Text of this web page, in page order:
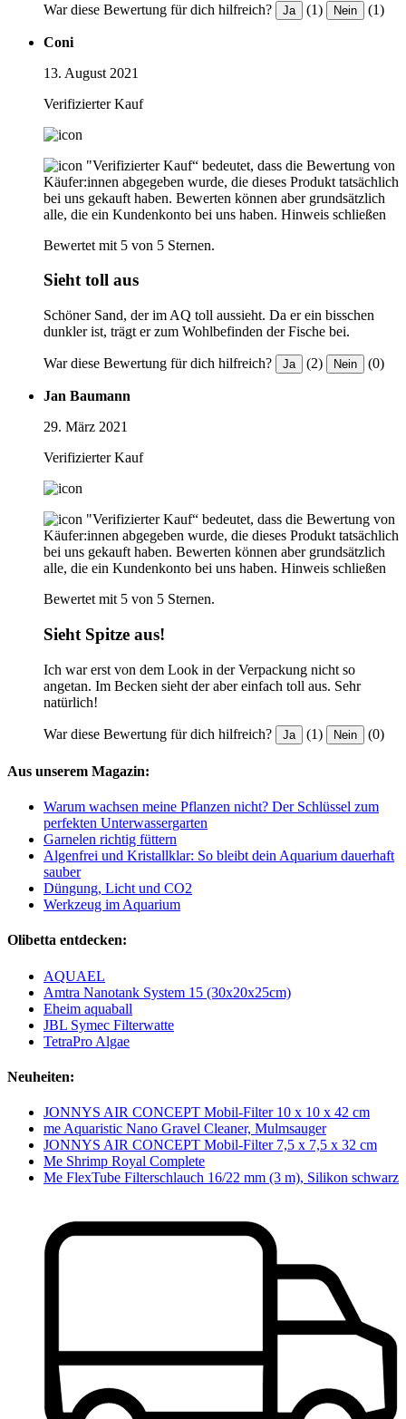
War diese Bewertung für dich hilfreich? Ja (1) Nein (1)
Coni
13. August 2021
Verifizierter Kauf
"Verifizierter Kauf“ bedeutet, dass die Bewertung von
Käufer:innen abgegeben wurde, die dieses Produkt tatsächlich
bei uns gekauft haben. Bewerten können aber grundsätzlich
alle, die ein Kundenkonto bei uns haben. Hinweis schließen
Bewertet mit 5 von 5 Sternen.
Sieht toll aus
Schöner Sand, der im AQ toll aussieht. Da er ein bisschen
dunkler ist, trägt er zum Wohlbefinden der Fische bei.
War diese Bewertung für dich hilfreich? Ja (2) Nein (0)
Jan Baumann
29. März 2021
Verifizierter Kauf
"Verifizierter Kauf“ bedeutet, dass die Bewertung von
Käufer:innen abgegeben wurde, die dieses Produkt tatsächlich
bei uns gekauft haben. Bewerten können aber grundsätzlich
alle, die ein Kundenkonto bei uns haben. Hinweis schließen
Bewertet mit 5 von 5 Sternen.
Sieht Spitze aus!
Ich war erst von dem Look in der Verpackung nicht so
angetan. Im Becken sieht der aber einfach toll aus. Sehr
natürlich!
War diese Bewertung für dich hilfreich? Ja (1) Nein (0)
Aus unserem Magazin:
Warum wachsen meine Pflanzen nicht? Der Schlüssel zum
perfekten Unterwassergarten
Garnelen richtig füttern
Algenfrei und Kristallklar: So bleibt dein Aquarium dauerhaft
sauber
Düngung, Licht und CO2
Werkzeug im Aquarium
Olibetta entdecken:
AQUAEL
Amtra Nanotank System 15 (30x20x25cm)
Eheim aquaball
JBL Symec Filterwatte
TetraPro Algae
Neuheiten:
JONNYS AIR CONCEPT Mobil-Filter 10 x 10 x 42 cm
me Aquaristic Nano Gravel Cleaner, Mulmsauger
JONNYS AIR CONCEPT Mobil-Filter 7,5 x 7,5 x 32 cm
Me Shrimp Royal Complete
Me FlexTube Filterschlauch 16/22 mm (3 m), Silikon schwarz